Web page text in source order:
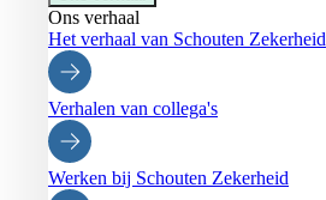
Ons verhaal
Het verhaal van Schouten Zekerheid
Verhalen van collega's
Werken bij Schouten Zekerheid